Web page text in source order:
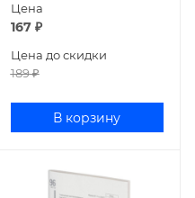
Цена
167₽
Цена до скидки
189₽
В корзину